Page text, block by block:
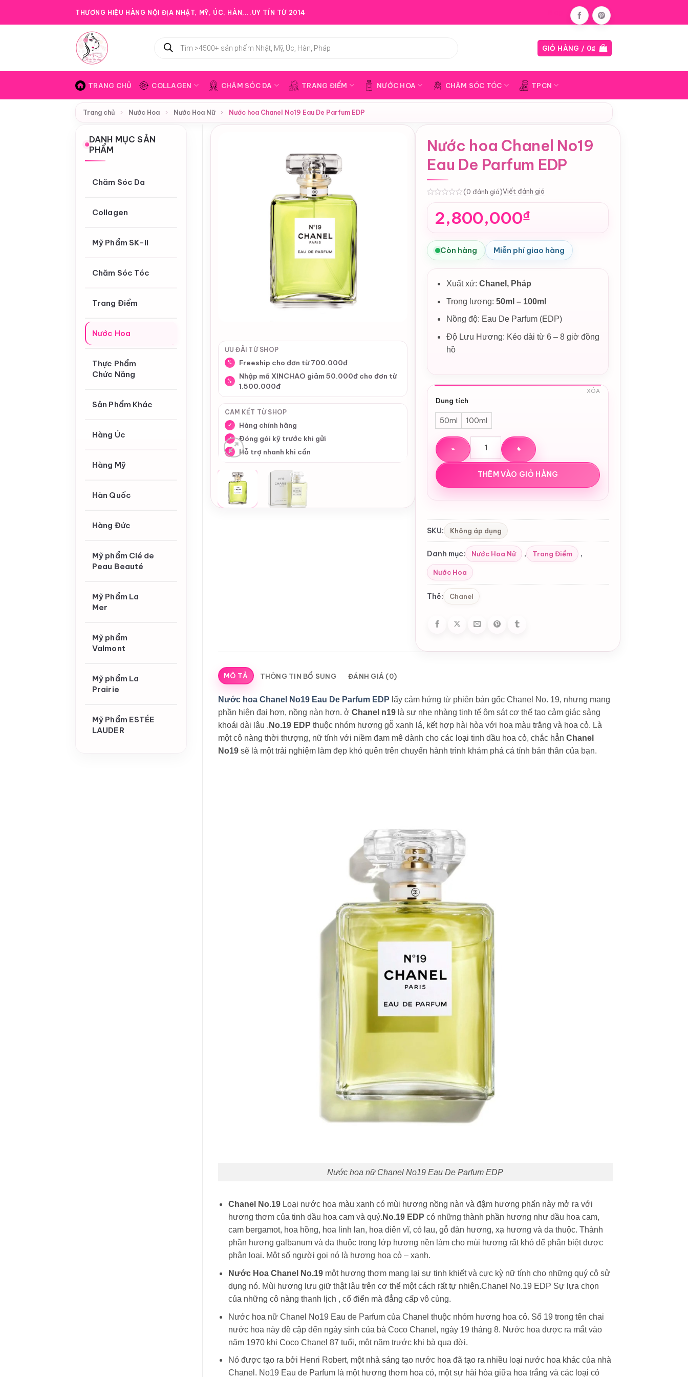
THƯƠNG HIỆU HÀNG NỘI ĐỊA NHẬT, MỸ, ÚC, HÀN,...UY TÍN TỪ 2014
kiếm
GIỎ HÀNG / 0₫
TRANG CHỦ COLLAGEN CHĂM SÓC DA TRANG ĐIỂM NƯỚC HOA CHĂM SÓC TÓC TPCN
Trang chủ › Nước Hoa › Nước Hoa Nữ › Nước hoa Chanel No19 Eau De Parfum EDP
DANH MỤC SẢN
PHẨM
Chăm Sóc Da
Collagen
Mỹ Phẩm SK-II
Chăm Sóc Tóc
Trang Điểm
Nước Hoa
Thực Phẩm
Chức Năng
Sản Phẩm Khác
Hàng Úc
Hàng Mỹ
Hàn Quốc
Hàng Đức
Mỹ phẩm Clé de
Peau Beauté
Mỹ Phẩm La
Mer
Mỹ phẩm
Valmont
Mỹ phẩm La
Prairie
Mỹ Phẩm ESTÉE
LAUDER
ƯU ĐÃI TỪ SHOP
% Freeship cho đơn từ 700.000đ
%
Nhập mã XINCHAO giảm 50.000đ cho đơn từ
1.500.000đ
CAM KẾT TỪ SHOP
✓ Hàng chính hãng
✓ Đóng gói kỹ trước khi gửi
✓ Hỗ trợ nhanh khi cần
Nước hoa Chanel No19
Eau De Parfum EDP
(0 đánh giá)Viết đánh giá
2,800,000₫
Còn hàng Miễn phí giao hàng
Xuất xứ:Chanel, Pháp
Trọng lượng:50ml – 100ml
Nồng độ: Eau De Parfum (EDP)
Độ Lưu Hương: Kéo dài từ 6 – 8 giờ đồng
hồ
Dung tích
50ml 100ml
XÓA
Nước hoa Chanel No19 Eau De Parfum EDP số lượng
THÊM VÀO GIỎ HÀNG
SKU: Không áp dụng
Danh mục: Nước Hoa Nữ , Trang Điểm ,
Nước Hoa
Thẻ: Chanel
MÔ TẢ THÔNG TIN BỔ SUNG ĐÁNH GIÁ (0)
Nước hoa Chanel No19 Eau De Parfum EDP lấy cảm hứng từ phiên bản gốc Chanel No. 19, nhưng mang
phần hiện đại hơn, nồng nàn hơn. ở Chanel n19là sự nhẹ nhàng tinh tế ôm sát cơ thế tạo cảm giác sảng
khoái dài lâu . No.19 EDP thuộc nhóm hương gỗ xanh lá, kết hợp hài hòa với hoa màu trắng và hoa cỏ. Là
một cô nàng thời thượng, nữ tính với niềm đam mê dành cho các loại tinh dầu hoa cỏ, chắc hẳn Chanel
No19sẽ là một trải nghiệm làm đẹp khó quên trên chuyến hành trình khám phá cá tính bản thân của bạn.
Nước hoa nữ Chanel No19 Eau De Parfum EDP
Chanel No.19 Loại nước hoa màu xanh có mùi hương nồng nàn và đậm hương phấn này mở ra với
hương thơm của tinh dầu hoa cam và quý. No.19 EDP có những thành phần hương như dầu hoa cam,
cam bergamot, hoa hồng, hoa linh lan, hoa diên vĩ, cỏ lau, gỗ đàn hương, xạ hương và da thuộc. Thành
phần hương galbanum và da thuộc trong lớp hương nền làm cho mùi hương rất khó để phân biệt được
phân loại. Một số người gọi nó là hương hoa cỏ – xanh.
Nước Hoa Chanel No.19 một hương thơm mang lại sự tinh khiết và cực kỳ nữ tính cho những quý cô sử
dụng nó. Mùi hương lưu giữ thật lâu trên cơ thể một cách rất tự nhiên.Chanel No.19 EDP Sự lựa chọn
của những cô nàng thanh lịch , cổ điển mà đẳng cấp vô cùng.
Nước hoa nữ Chanel No19 Eau de Parfum của Chanel thuộc nhóm hương hoa cỏ. Số 19 trong tên chai
nước hoa này đề cập đến ngày sinh của bà Coco Chanel, ngày 19 tháng 8. Nước hoa được ra mắt vào
năm 1970 khi Coco Chanel 87 tuổi, một năm trước khi bà qua đời.
Nó được tạo ra bởi Henri Robert, một nhà sáng tạo nước hoa đã tạo ra nhiều loại nước hoa khác của nhà
Chanel. No19 Eau de Parfum là một hương thơm hoa cỏ, một sự hài hòa giữa hoa trắng và các loại cỏ